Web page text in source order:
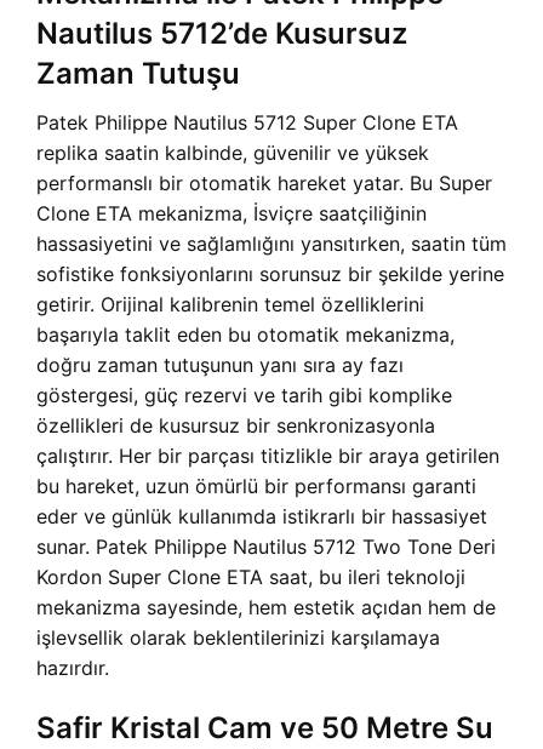
Nautilus 5712’de Kusursuz
Zaman Tutuşu
Patek Philippe Nautilus 5712 Super Clone ETA
replika saatin kalbinde, güvenilir ve yüksek
performanslı bir otomatik hareket yatar. Bu Super
Clone ETA mekanizma, İsviçre saatçiliğinin
hassasiyetini ve sağlamlığını yansıtırken, saatin tüm
sofistike fonksiyonlarını sorunsuz bir şekilde yerine
getirir. Orijinal kalibrenin temel özelliklerini
başarıyla taklit eden bu otomatik mekanizma,
doğru zaman tutuşunun yanı sıra ay fazı
göstergesi, güç rezervi ve tarih gibi komplike
özellikleri de kusursuz bir senkronizasyonla
çalıştırır. Her bir parçası titizlikle bir araya getirilen
bu hareket, uzun ömürlü bir performansı garanti
eder ve günlük kullanımda istikrarlı bir hassasiyet
sunar. Patek Philippe Nautilus 5712 Two Tone Deri
Kordon Super Clone ETA saat, bu ileri teknoloji
mekanizma sayesinde, hem estetik açıdan hem de
işlevsellik olarak beklentilerinizi karşılamaya
hazırdır.
Safir Kristal Cam ve 50 Metre Su